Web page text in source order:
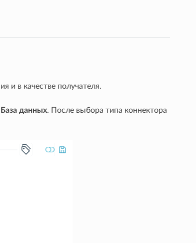
и в качестве получателя.
База данных. После выбора типа коннектора